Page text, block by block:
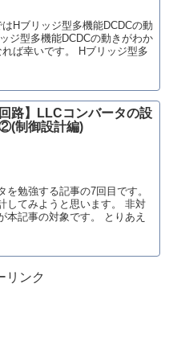
Hブリッジ型多機能DCDCの動
ジ型多機能DCDCの動きがわか
ば幸いです。 Hブリッジ型多
回路】LLCコンバータの設
制御設計編)
勉強する記事の7回目です。
してみようと思います。 非対
本記事の対象です。 とりあえ
リンク